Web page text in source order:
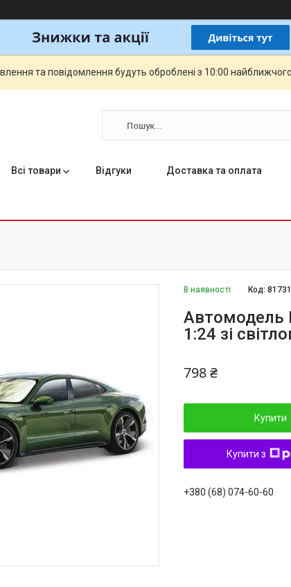
та повідомлення будуть оброблені з 10:00
Всі товари Відгуки Доставка та оплата
В наявності Код:
Автомодель
1:24 зі
798 ₴
Купити
Купити з
+380 (68) 074-60-60